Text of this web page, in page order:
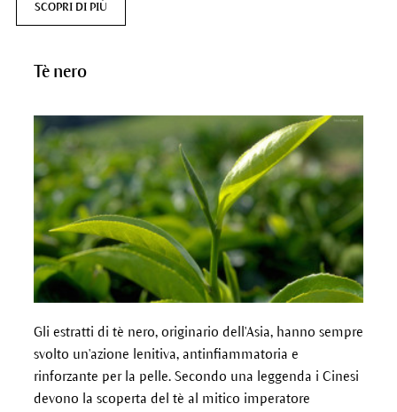
SCOPRI DI PIÙ
Tè nero
Gli estratti di tè nero, originario dell'Asia, hanno sempre
svolto un'azione lenitiva, antinfiammatoria e
rinforzante per la pelle. Secondo una leggenda i Cinesi
devono la scoperta del tè al mitico imperatore